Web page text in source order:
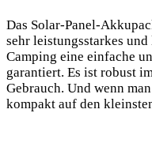
Das⁢ Solar-Panel-
⁢sehr leistungsstarkes
Camping‍ eine einfache
garantiert. Es ist ⁣robust
Gebrauch. Und wenn
kompakt ⁣auf ⁤den